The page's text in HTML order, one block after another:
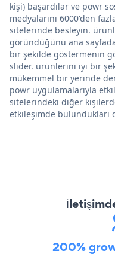
kişi) başardılar ve powr
medyalarını 6000'den
sitelerinde besleyin.
göründüğünü ana
bir şekilde göstermenin
slider. ürünlerini iyi bir
mükemmel bir yerinde
powr uygulamalarıyla
sitelerindeki diğer
etkileşimde bulundukları
200%